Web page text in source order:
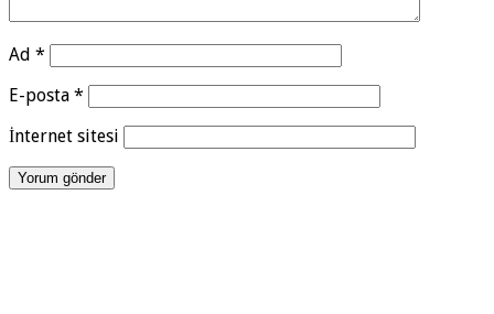
Ad *
E-posta *
İnternet sitesi